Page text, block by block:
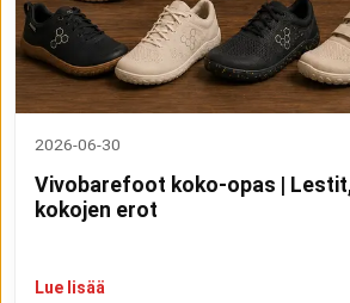
2026-06-30
Vivobarefoot koko-opas |
kokojen erot
Lue lisää